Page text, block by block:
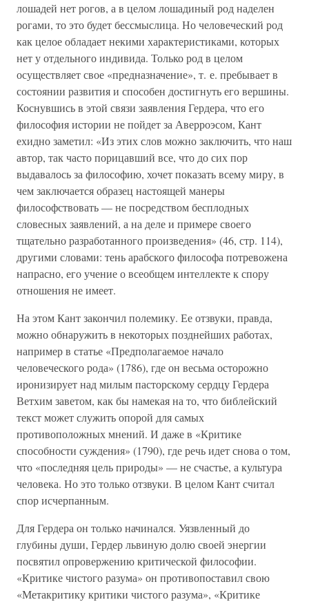
лошадей нет рогов, а в целом лошадиный род наделен
рогами, то это будет бессмыслица. Но человеческий род
как целое обладает некими характеристиками, которых
нет у отдельного индивида. Только род в целом
осуществляет свое «предназначение», т. е. пребывает в
состоянии развития и способен достигнуть его вершины.
Коснувшись в этой связи заявления Гердера, что его
философия истории не пойдет за Аверроэсом, Кант
ехидно заметил: «Из этих слов можно заключить, что наш
автор, так часто порицавший все, что до сих пор
выдавалось за философию, хочет показать всему миру, в
чем заключается образец настоящей манеры
философствовать — не посредством бесплодных
словесных заявлений, а на деле и примере своего
тщательно разработанного произведения» (46, стр. 114),
другими словами: тень арабского философа потревожена
напрасно, его учение о всеобщем интеллекте к спору
отношения не имеет.
На этом Кант закончил полемику. Ее отзвуки, правда,
можно обнаружить в некоторых позднейших работах,
например в статье «Предполагаемое начало
человеческого рода» (1786), где он весьма осторожно
иронизирует над милым пасторскому сердцу Гердера
Ветхим заветом, как бы намекая на то, что библейский
текст может служить опорой для самых
противоположных мнений. И даже в «Критике
способности суждения» (1790), где речь идет снова о том,
что «последняя цель природы» — не счастье, а культура
человека. Но это только отзвуки. В целом Кант считал
спор исчерпанным.
Для Гердера он только начинался. Уязвленный до
глубины души, Гердер львиную долю своей энергии
посвятил опровержению критической философии.
«Критике чистого разума» он противопоставил свою
«Метакритику критики чистого разума», «Критике